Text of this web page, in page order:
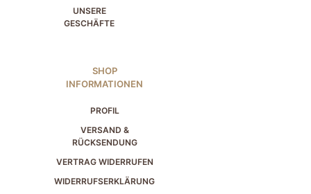
UNSERE
GESCHÄFTE
SHOP
INFORMATIONEN
PROFIL
VERSAND &
RÜCKSENDUNG
VERTRAG WIDERRUFEN
WIDERRUFSERKLÄRUNG